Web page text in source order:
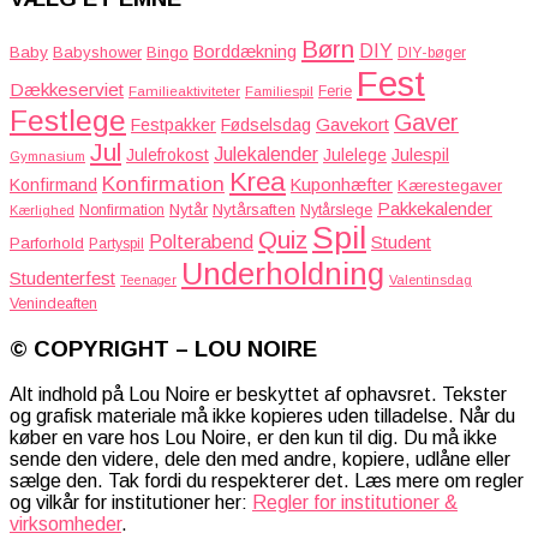
Baby Babyshower Bingo Borddækning Børn DIY DIY-bøger
Dækkeserviet Familieaktiviteter Familiespil Ferie Fest
Festlege Festpakker Fødselsdag Gavekort Gaver
Gymnasium Jul Julefrokost Julekalender Julelege Julespil
Konfirmand Konfirmation Krea Kuponhæfter Kærestegaver
Kærlighed Nonfirmation Nytår Nytårsaften Nytårslege Pakkekalender
Parforhold Partyspil Polterabend Quiz Spil Student
Studenterfest Teenager Underholdning Valentinsdag
Venindeaften
© COPYRIGHT – LOU NOIRE
Alt indhold på Lou Noire er beskyttet af ophavsret. Tekster
og grafisk materiale må ikke kopieres uden tilladelse. Når du
køber en vare hos Lou Noire, er den kun til dig. Du må ikke
sende den videre, dele den med andre, kopiere, udlåne eller
sælge den. Tak fordi du respekterer det. Læs mere om regler
og vilkår for institutioner her: Regler for institutioner &
virksomheder.